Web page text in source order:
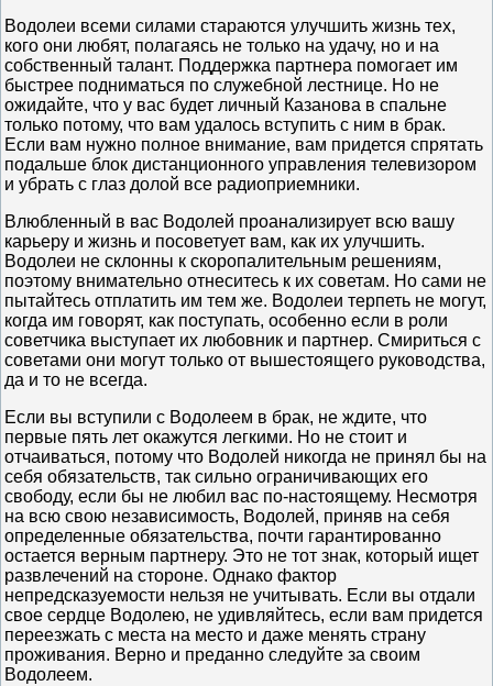
Водолеи всеми силами стараются улучшить жизнь тех,
кого они любят, полагаясь не только на удачу, но и на
собственный талант. Поддержка партнера помогает им
быстрее подниматься по служебной лестнице. Но не
ожидайте, что у вас будет личный Казанова в спальне
только потому, что вам удалось вступить с ним в брак.
Если вам нужно полное внимание, вам придется спрятать
подальше блок дистанционного управления телевизором
и убрать с глаз долой все радиоприемники.
Влюбленный в вас Водолей проанализирует всю вашу
карьеру и жизнь и посоветует вам, как их улучшить.
Водолеи не склонны к скоропалительным решениям,
поэтому внимательно отнеситесь к их советам. Но сами не
пытайтесь отплатить им тем же. Водолеи терпеть не могут,
когда им говорят, как поступать, особенно если в роли
советчика выступает их любовник и партнер. Смириться с
советами они могут только от вышестоящего руководства,
да и то не всегда.
Если вы вступили с Водолеем в брак, не ждите, что
первые пять лет окажутся легкими. Но не стоит и
отчаиваться, потому что Водолей никогда не принял бы на
себя обязательств, так сильно ограничивающих его
свободу, если бы не любил вас по-настоящему. Несмотря
на всю свою независимость, Водолей, приняв на себя
определенные обязательства, почти гарантированно
остается верным партнеру. Это не тот знак, который ищет
развлечений на стороне. Однако фактор
непредсказуемости нельзя не учитывать. Если вы отдали
свое сердце Водолею, не удивляйтесь, если вам придется
переезжать с места на место и даже менять страну
проживания. Верно и преданно следуйте за своим
Водолеем.